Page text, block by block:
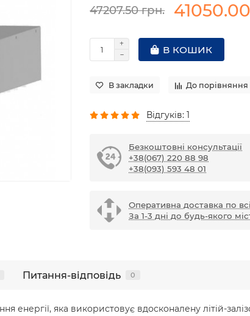
47207.50 грн.
В КОШИК
В закладки До порівняння
Відгуків: 1
Безкоштовні консультації
+38(067) 220 88 98
+38(093) 593 48 01
Оперативна доставка по
За 1-3 дні до будь-якого
Питання-відповідь 0
енергії, яка використовує вдосконалену літій-